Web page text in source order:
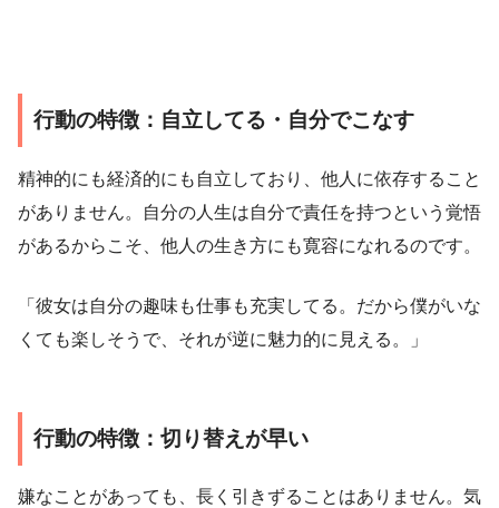
行動の特徴：自立してる・自分でこなす
精神的にも経済的にも自立しており、他人に依存すること
がありません。自分の人生は自分で責任を持つという覚悟
があるからこそ、他人の生き方にも寛容になれるのです。
「彼女は自分の趣味も仕事も充実してる。だから僕がいな
くても楽しそうで、それが逆に魅力的に見える。」
行動の特徴：切り替えが早い
嫌なことがあっても、長く引きずることはありません。気